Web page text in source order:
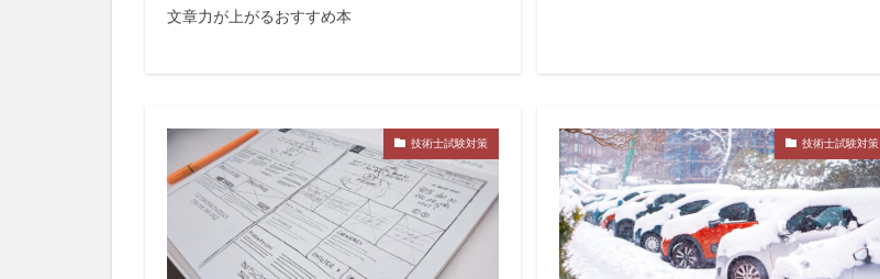
文章力が上がるおすすめ本
技術士試験対策 技術士試験対策